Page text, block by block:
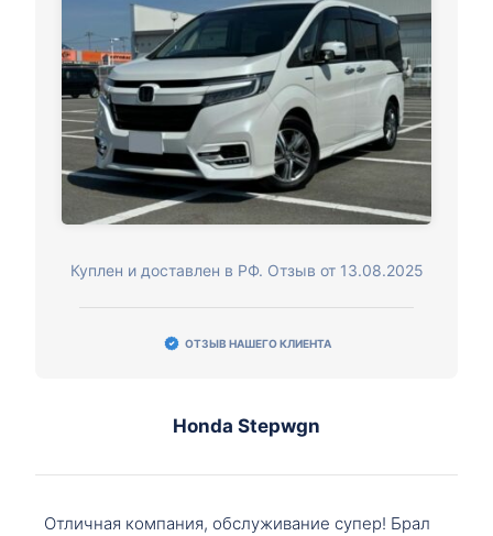
Куплен и доставлен в РФ. Отзыв от 13.08.2025
ОТЗЫВ НАШЕГО КЛИЕНТА
Honda Stepwgn
Отличная компания, обслуживание супер! Брал